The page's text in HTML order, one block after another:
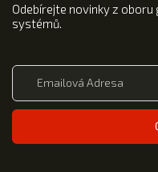
Odebírejte novinky z
systémů.